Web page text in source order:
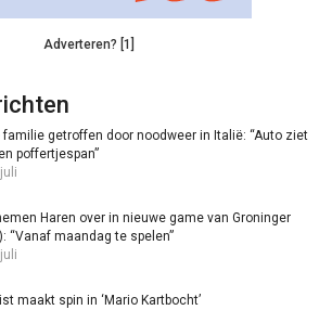
Adverteren? [1]
familie getroffen door noodweer in Italië: “Auto ziet
poffertjespan”
Haren over in nieuwe game van Groninger
“Vanaf maandag te spelen”
maakt spin in ‘Mario Kartbocht’